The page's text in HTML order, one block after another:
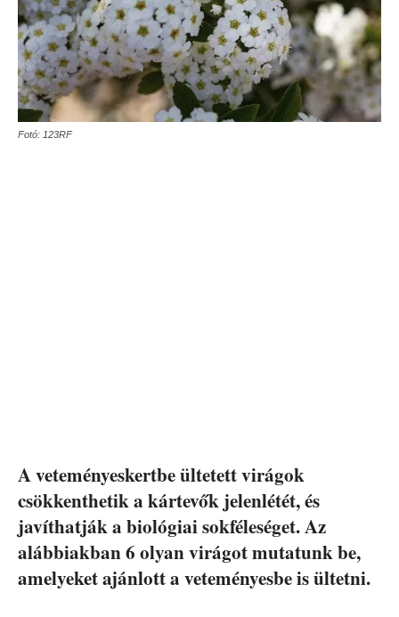
Fotó: 123RF
A veteményeskertbe ültetett virágok
csökkenthetik a kártevők jelenlétét, és
javíthatják a biológiai sokféleséget. Az
alábbiakban 6 olyan virágot mutatunk be,
amelyeket ajánlott a veteményesbe is ültetni.